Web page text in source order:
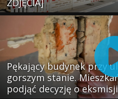
ZDJĘCIA]
Pękający budynek przy
gorszym stanie.
podjąć decyzję o eksmisji